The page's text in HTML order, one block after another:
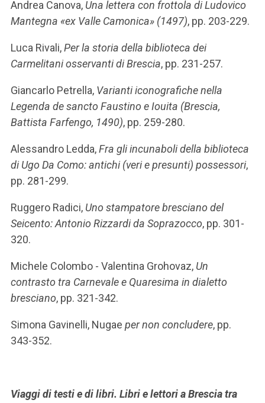
Andrea Canova, Una lettera con frottola di Ludovico
Mantegna «ex Valle Camonica» (1497), pp. 203-229.
Luca Rivali,Per la storia della biblioteca dei
Carmelitani osservanti di Brescia, pp. 231-257.
Giancarlo Petrella, Varianti iconografiche nella
Legenda de sancto Faustino e Iouita (Brescia,
Battista Farfengo, 1490), pp. 259-280.
Alessandro Ledda,Fra gli incunaboli della biblioteca
di Ugo Da Como: antichi (veri e presunti) possessori,
pp. 281-299.
Ruggero Radici, Uno stampatore bresciano del
Seicento: Antonio Rizzardi da Soprazocco, pp. 301-
320.
Michele Colombo - Valentina Grohovaz, Un
contrasto tra Carnevale e Quaresima in dialetto
bresciano, pp. 321-342.
Simona Gavinelli, Nugae per non concludere, pp.
343-352.
Viaggi di testi e di libri. Libri e lettori a Brescia tra